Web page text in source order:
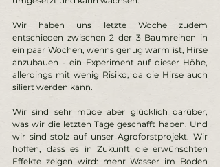
Wir haben uns letzte Woche zudem
entschieden zwischen 2 der 3 Baumreihen in
ein paar Wochen, wenns genug warm ist, Hirse
anzubauen - ein Experiment auf dieser Höhe,
allerdings mit wenig Risiko, da die Hirse auch
siliert werden kann.
Wir sind sehr müde aber glücklich darüber,
was wir die letzten Tage geschafft haben. Und
wir sind stolz auf unser Agroforstprojekt. Wir
hoffen, dass es in Zukunft die erwünschten
Effekte zeigen wird: mehr Wasser im Boden